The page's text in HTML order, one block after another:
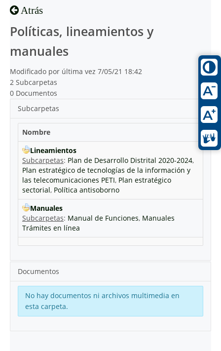
Atrás
Políticas, lineamientos y
manuales
Modificado por última vez 7/05/21 18:42
2 Subcarpetas
0 Documentos
Subcarpetas
Nombre
Lineamientos
Subcarpetas: Plan de Desarrollo Distrital 2020-2024,
Plan estratégico de tecnologías de la información y
las telecomunicaciones PETI, Plan estratégico
sectorial, Política antisoborno
Manuales
Subcarpetas: Manual de Funciones, Manuales
Trámites en línea
Documentos
No hay documentos ni archivos multimedia en
esta carpeta.